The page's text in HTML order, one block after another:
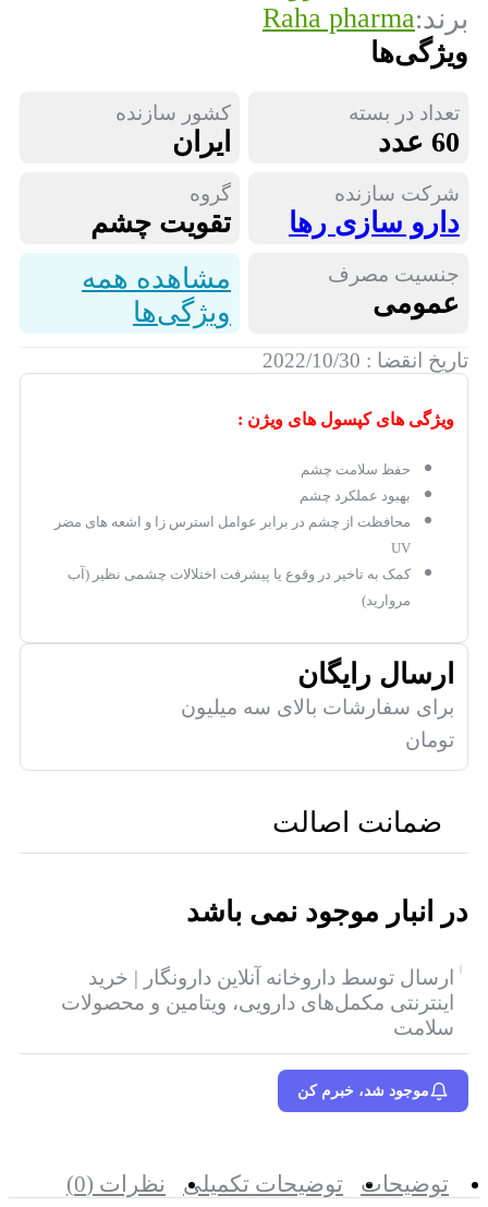
برند:Raha pharma
ویژگی‌ها
تعداد در بسته
60 عدد
کشور سازنده
ایران
شرکت سازنده
دارو سازی رها
گروه
تقویت چشم
جنسیت مصرف
عمومی
مشاهده همه
ویژگی‌ها
تاریخ انقضا : 2022/10/30
ویژگی های کپسول های ویژن :
حفظ سلامت چشم
بهبود عملکرد چشم
محافظت از چشم در برابر عوامل استرس زا و اشعه های مضر
UV
کمک به تاخیر در وقوع یا پیشرفت اختلالات چشمی نظیر (آب
مروارید)
ارسال رایگان
برای سفارشات بالای سه میلیون
تومان
ضمانت اصالت
در انبار موجود نمی باشد
ارسال توسط داروخانه آنلاین دارونگار | خرید
اینترنتی مکمل‌های دارویی، ویتامین و محصولات
سلامت
موجود شد، خبرم کن
توضیحات توضیحات تکمیلی نظرات (0)